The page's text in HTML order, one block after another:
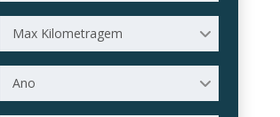
Max Kilometragem
Ano